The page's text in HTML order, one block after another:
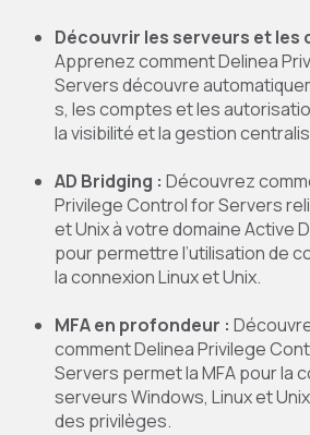
Découvrir les serveurs et les
Apprenez comment Delinea
Servers découvre
s, les comptes et les
la visibilité et la gestion
AD Bridging : Découvrez
Privilege Control for Servers
et Unix à votre domaine Active
pour permettre l’utilisation de
la connexion Linux et Unix.
MFA en profondeur :
comment Delinea Privilege
Servers permet la MFA pour la
serveurs Windows, Linux et
des privilèges.